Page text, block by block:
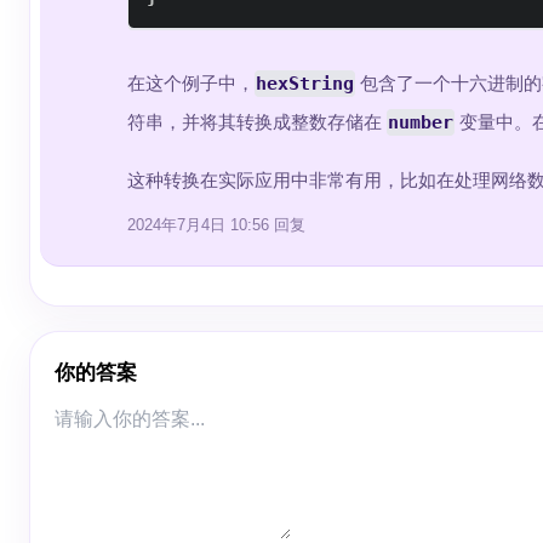
在这个例子中， hexString 包含了一个十六进制
符串，并将其转换成整数存储在 number 变量中。
这种转换在实际应用中非常有用，比如在处理网络
2024年7月4日 10:56 回复
你的答案